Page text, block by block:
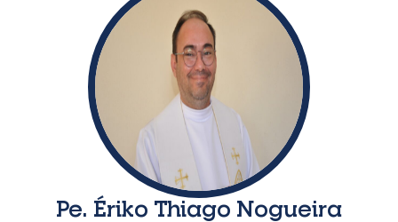
Pe. Ériko Thiago Nogueira